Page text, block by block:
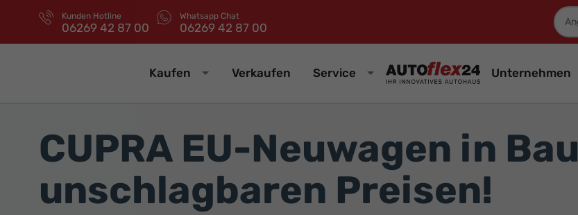
Kunden Hotline
06269 42 87 00
Whatsapp Chat
06269 42 87 00
Kaufen Verkaufen Service Unternehmen
CUPRA EU-Neuwagen in
unschlagbaren Preisen!